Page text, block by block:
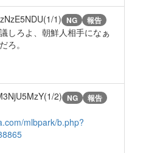
1) NG 報告
しろよ、朝鮮人相手になぁ
ろ。
2) NG 報告
mlbpark/b.php?